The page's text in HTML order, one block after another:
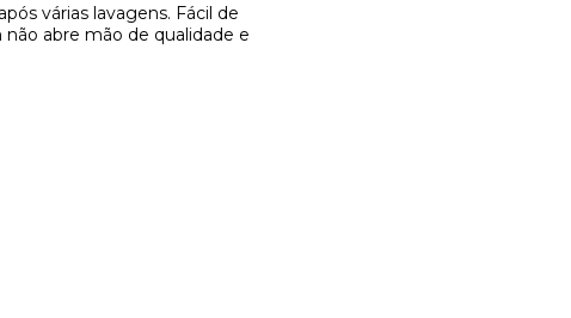
várias lavagens. Fácil de
abre mão de qualidade e